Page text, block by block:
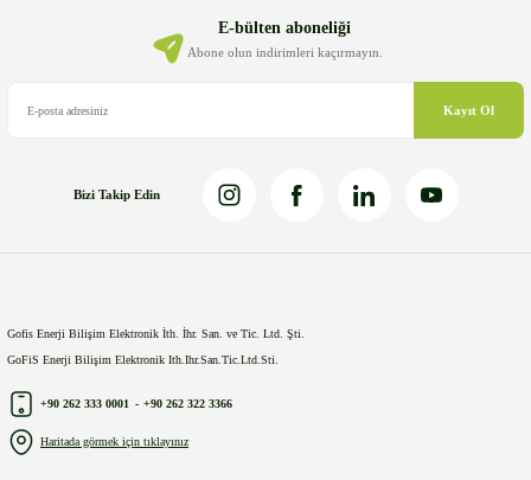
Ürün bilgilerinde hatalar bulunuyor.
Ürün fiyatı diğer sitelerden daha pahalı.
E-bülten aboneliği
Abone olun indirimleri kaçırmayın.
Kayıt Ol
Bizi Takip Edin
Gofis Enerji Bilişim Elektronik İth. İhr. San. ve Tic. Ltd. Şti.
GoFiS Enerji Bilişim Elektronik Ith.Ihr.San.Tic.Ltd.Sti.
+90 262 333 0001 - +90 262 322 3366
Haritada görmek için tıklayınız